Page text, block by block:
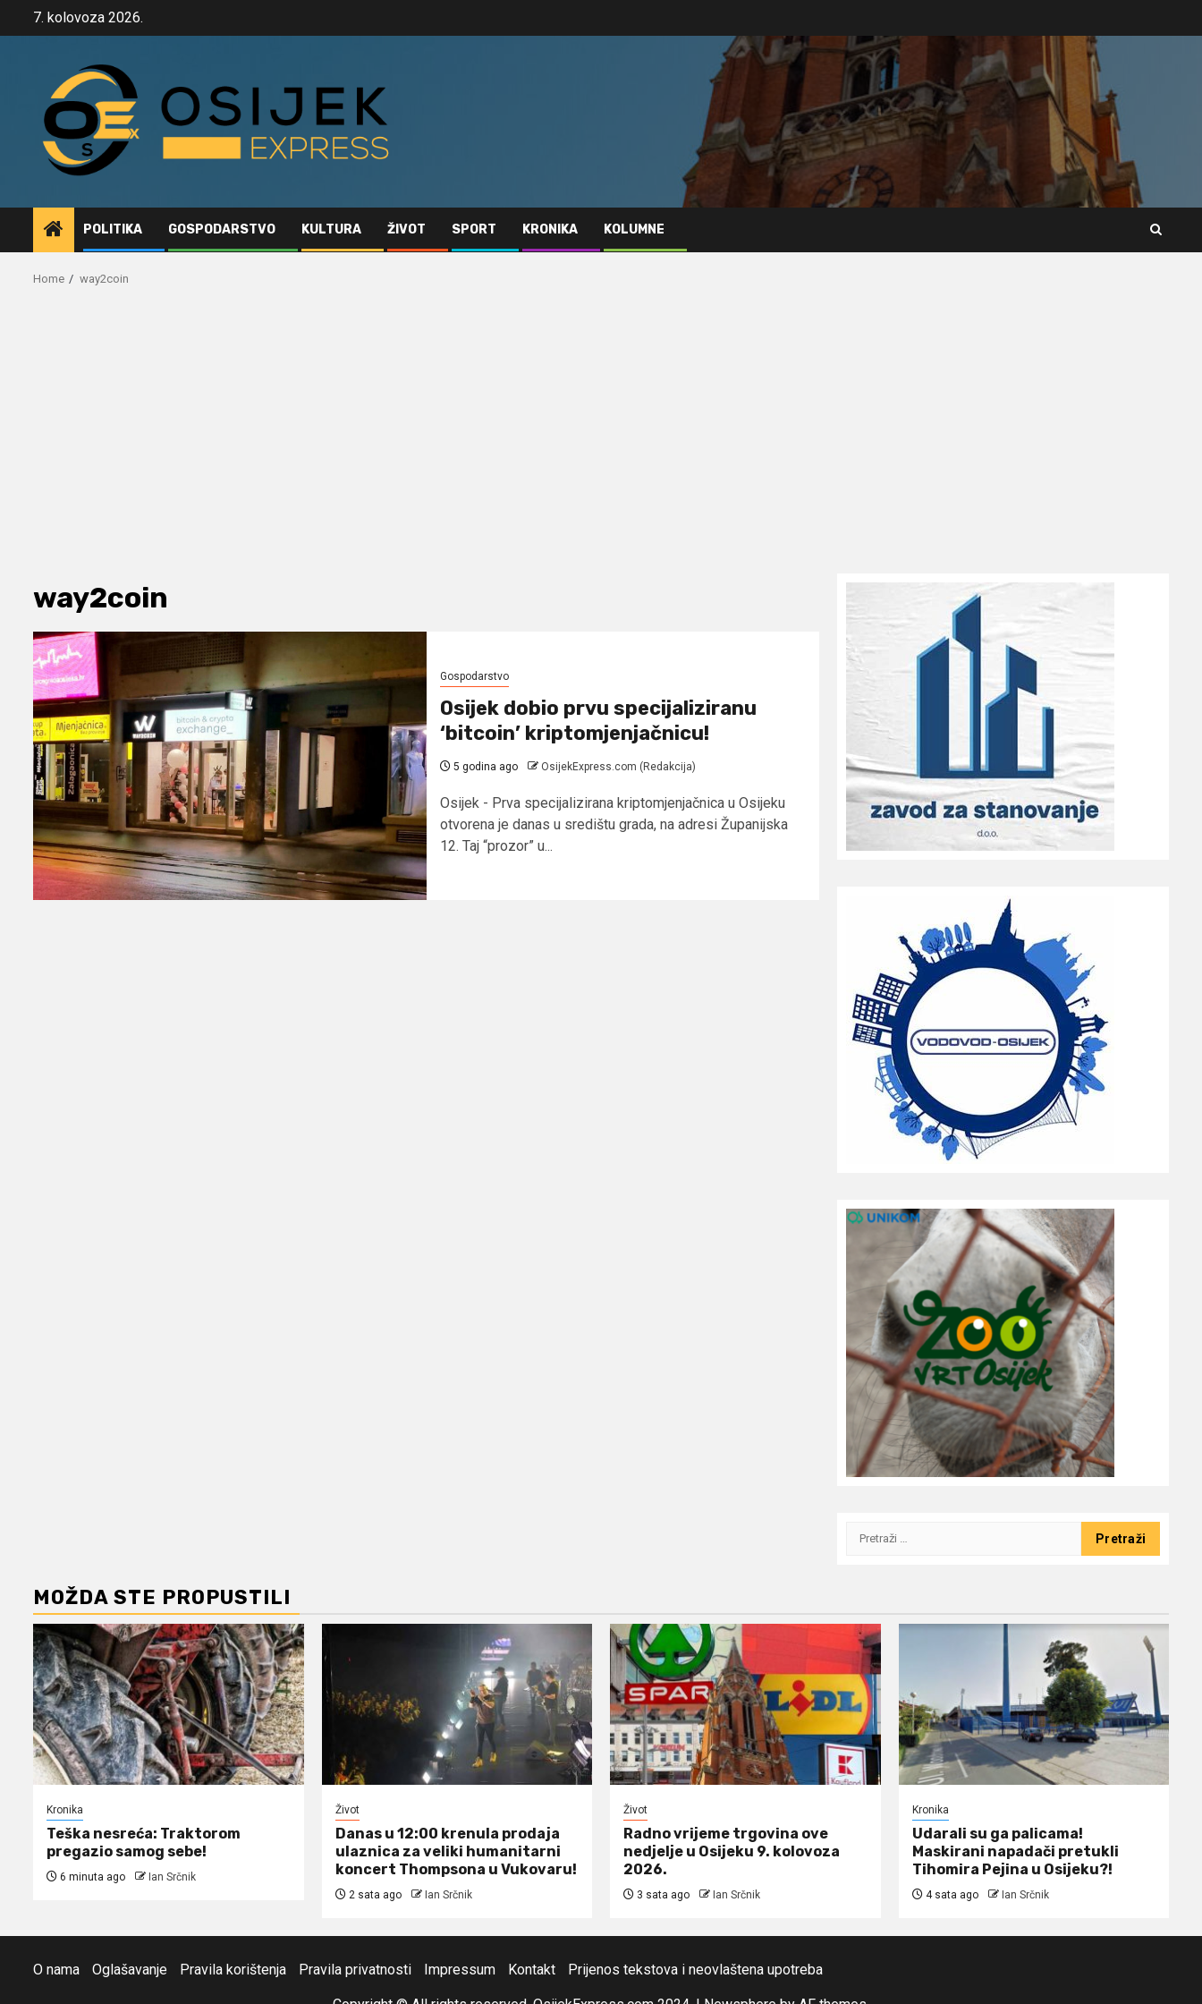
7. kolovoza 2026.
POLITIKA GOSPODARSTVO KULTURA ŽIVOT SPORT KRONIKA KOLUMNE
Home way2coin
way2coin
Gospodarstvo
Osijek dobio prvu specijaliziranu
‘bitcoin’ kriptomjenjačnicu!
5 godina ago OsijekExpress.com (Redakcija)
Osijek - Prva specijalizirana kriptomjenjačnica u Osijeku
otvorena je danas u središtu grada, na adresi Županijska
12. Taj “prozor” u...
Pretraži:
MOŽDA STE PROPUSTILI
Kronika
Teška nesreća: Traktorom
pregazio samog sebe!
6 minuta ago Ian Srčnik
Život
Danas u 12:00 krenula prodaja
ulaznica za veliki humanitarni
koncert Thompsona u Vukovaru!
2 sata ago Ian Srčnik
Život
Radno vrijeme trgovina ove
nedjelje u Osijeku 9. kolovoza
2026.
3 sata ago Ian Srčnik
Kronika
Udarali su ga palicama!
Maskirani napadači pretukli
Tihomira Pejina u Osijeku?!
4 sata ago Ian Srčnik
O nama Oglašavanje Pravila korištenja Pravila privatnosti Impressum Kontakt Prijenos tekstova i neovlaštena upotreba